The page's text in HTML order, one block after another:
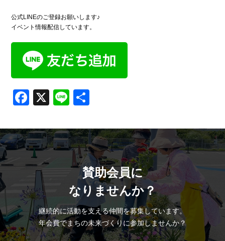
公式LINEのご登録お願いします♪
イベント情報配信しています。
Facebook
X Line
賛助会員に
なりませんか？
継続的に活動を支える仲間を募集しています。
年会費でまちの未来づくりに参加しませんか？